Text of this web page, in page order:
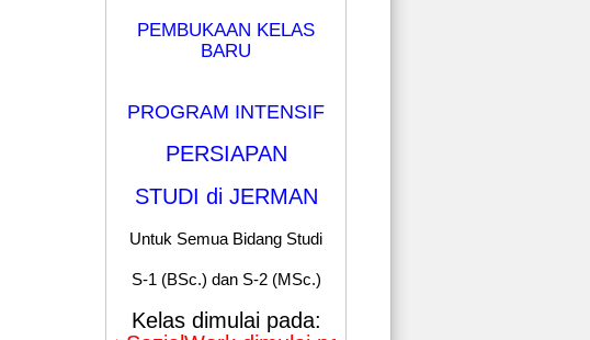
PEMBUKAAN KELAS
BARU
PROGRAM INTENSIF
PERSIAPAN
STUDI di JERMAN
Untuk Semua Bidang Studi
S-1 (BSc.) dan S-2 (MSc.)
Kelas dimulai pada: